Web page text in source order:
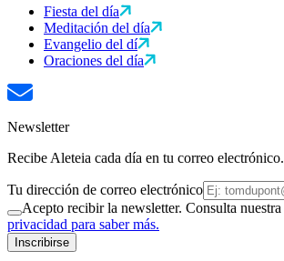
Fiesta del día
Meditación del día
Evangelio del dí
Oraciones del día
Newsletter
Recibe Aleteia cada día en tu correo electrónico.
Tu dirección de correo electrónico
Acepto recibir la newsletter. Consulta nuestra
privacidad para saber más.
Inscribirse